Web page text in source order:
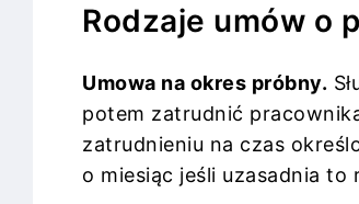
Rodzaje umów o
Umowa na okres próbny.
potem zatrudnić
zatrudnieniu na czas
o miesiąc jeśli uzasadnia to